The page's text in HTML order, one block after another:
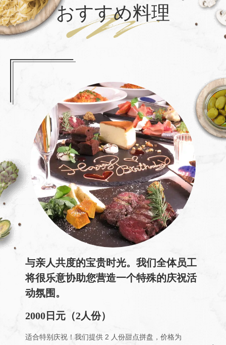
おすすめ料理
与亲人共度的宝贵时光。我们全体员工
将很乐意协助您营造一个特殊的庆祝活
动氛围。
2000日元（2人份）
适合特别庆祝！我们提供 2 人份甜点拼盘，价格为